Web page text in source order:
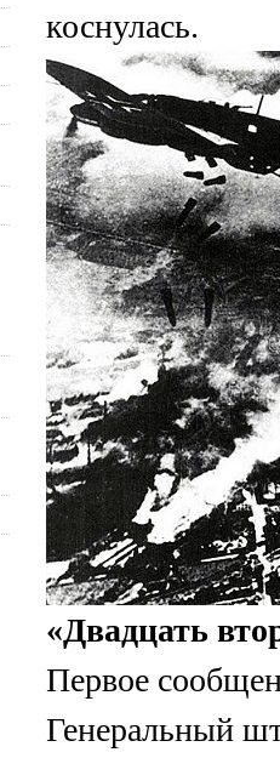
коснулась.
«Двадцать
Первое
Генеральный